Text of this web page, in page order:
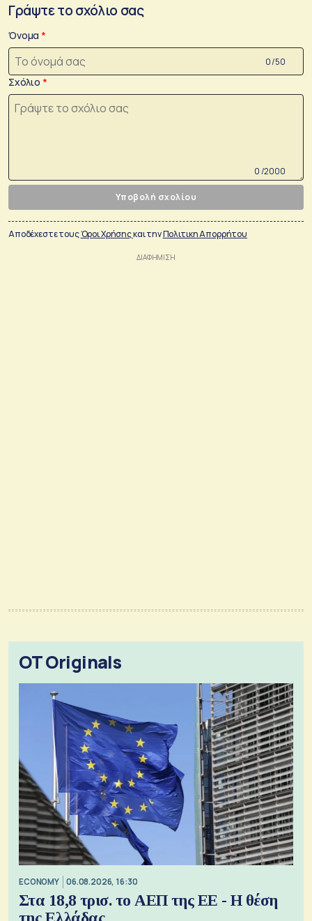
Γράψτε το σχόλιο σας
Όνομα
0 /50
Σχόλιο
0 /2000
Υποβολή σχολίου
Αποδέχεστε τουςΌροι Χρήσηςκαι τηνΠολιτικη Απορρήτου
OT Originals
ECONOMY 06.08.2026, 16:30
Στα 18,8 τρισ. το ΑΕΠ της ΕΕ - Η θέση